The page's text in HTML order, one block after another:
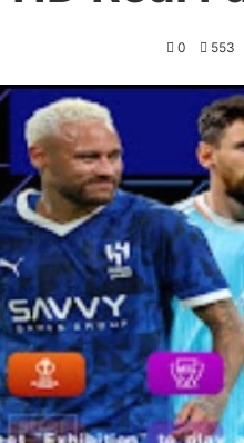
0 553